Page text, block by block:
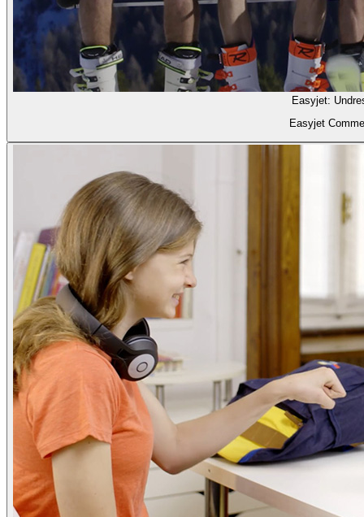
Easyjet:
Easyjet